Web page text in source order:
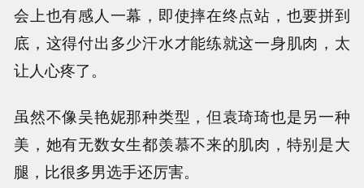
会上也有感人一幕，即使摔在终点站，也要拼到
底，这得付出多少汗水才能练就这一身肌肉，太
让人心疼了。
虽然不像吴艳妮那种类型，但袁琦琦也是另一种
美，她有无数女生都羡慕不来的肌肉，特别是大
腿，比很多男选手还厉害。